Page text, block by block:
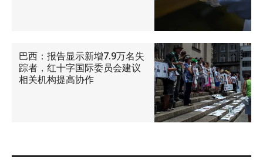
巴西：报告显示新增7.9万名失
踪者，红十字国际委员会建议
相关机构提高协作